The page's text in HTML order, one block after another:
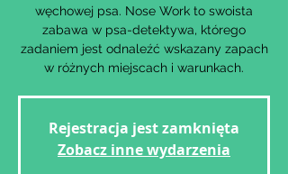
węchowej psa. Nose Work to swoista
zabawa w psa-detektywa, którego
zadaniem jest odnaleźć wskazany zapach
w różnych miejscach i warunkach.
Rejestracja jest zamknięta
Zobacz inne wydarzenia